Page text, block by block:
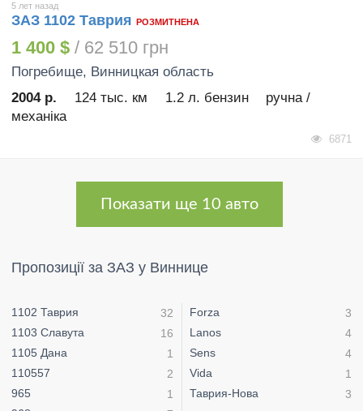
5 лет назад
ЗАЗ 1102 Таврия РОЗМИТНЕНА
1 400 $ / 62 510 грн
Погребище, Винницкая область
2004 р.
124 тыс. км 1.2 л. бензин
ручна /
механіка
6871
Показати ще 10 авто
Пропозиції за ЗАЗ у Виннице
1102 Таврия
32
1103 Славута
16
1105 Дана
1
110557
2
965
1
Forza
3
Lanos
4
Sens
4
Vida
1
Таврия-Нова
3